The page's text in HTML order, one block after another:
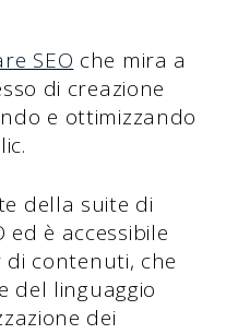
SEO che mira a
di creazione
e ottimizzando
della suite di
è accessibile
contenuti, che
del linguaggio
dei